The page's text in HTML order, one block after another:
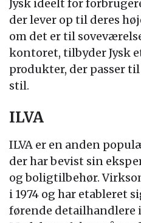
Jysk ideelt for
der lever op til deres
om det er til
kontoret, tilbyder Jysk
produkter, der passer
stil.
ILVA
ILVA er en anden
der har bevist sin
og boligtilbehør.
i 1974 og har etableret
førende detailhandlere